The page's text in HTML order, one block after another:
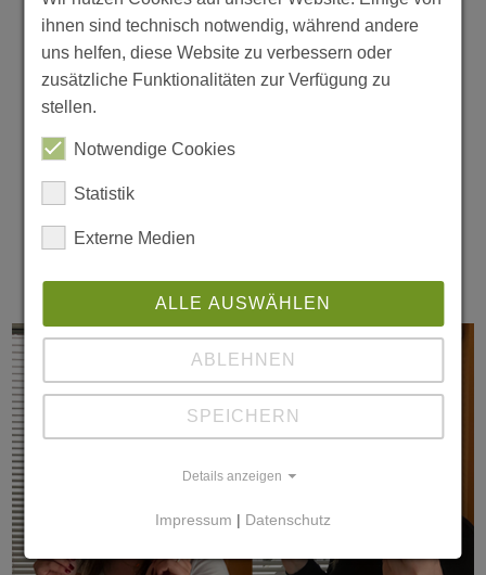
Schmetterling-Wellness in der Outlaw-
Kita Am Nettelbeckplatz
Am 6. Juli war es soweit: Die Krippenkinder
der Berliner Outlaw-Kita Am
Nettelbeckplatz konnten ein im Frühjahr
geplantes Projekt endlich umsetzen:
Kleine Blumenwiesen im Kita-Garten.
ihnen sind technisch notwendig, während andere
uns helfen, diese Website zu verbessern oder
zusätzliche Funktionalitäten zur Verfügung zu
stellen.
Notwendige Cookies
Statistik
Externe Medien
ALLE AUSWÄHLEN
ABLEHNEN
SPEICHERN
Details anzeigen
Impressum | Datenschutz